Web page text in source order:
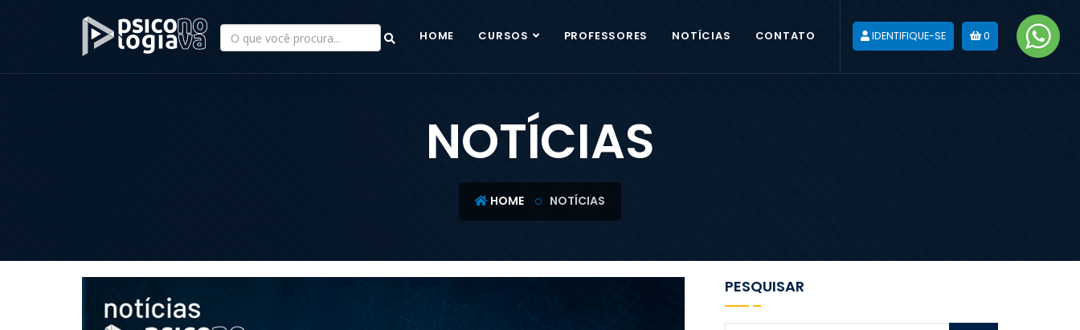
IDENTIFIQUE-SE 0
HOME CURSOS PROFESSORES NOTÍCIAS CONTATO
NOTÍCIAS
HOME NOTÍCIAS
PESQUISAR